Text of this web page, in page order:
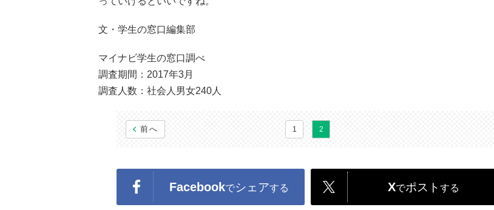
文・学生の窓口編集部
マイナビ学生の窓口調べ
調査期間：2017年3月
調査人数：社会人男女240人
前へ 1 2
Facebookでシェアする Xでポスト する